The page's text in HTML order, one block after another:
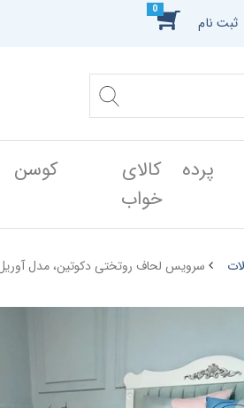
ثبت نام
0
پرده
کالای
خواب
کوسن
سرویس لحاف روتختی دکوتین، مدل